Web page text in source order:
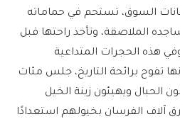
السوق، تستحم في حماماته
الملاصقة، وتأخذ راحتها قبل
هذه الحجرات المتداعية
تفوح برائحة التاريخ، جلس مئات
الحبال ويهيئون زينة الخيل
آلاف الفرسان بخيولهم استعدادًا